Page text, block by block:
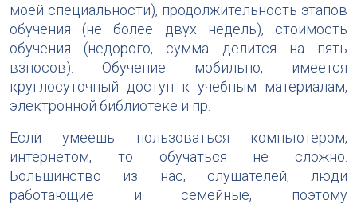
моей специальности), продолжительность этапов
обучения (не более двух недель), стоимость
обучения (недорого, сумма делится на пять
взносов). Обучение мобильно, имеется
круглосуточный доступ к учебным материалам,
электронной библиотеке и пр.
Если умеешь пользоваться компьютером,
интернетом, то обучаться не сложно.
Большинство из нас, слушателей, люди
работающие и семейные, поэтому